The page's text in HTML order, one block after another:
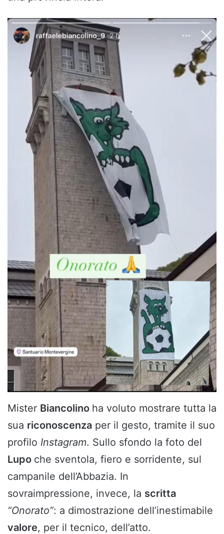
Mister Biancolino ha voluto mostrare tutta la
sua riconoscenza per il gesto, tramite il suo
profilo Instagram. Sullo sfondo la foto del
Lupo che sventola, fiero e sorridente, sul
campanile dell’Abbazia. In
sovraimpressione, invece, la scritta
“Onorato”: a dimostrazione dell’inestimabile
valore, per il tecnico, dell’atto.